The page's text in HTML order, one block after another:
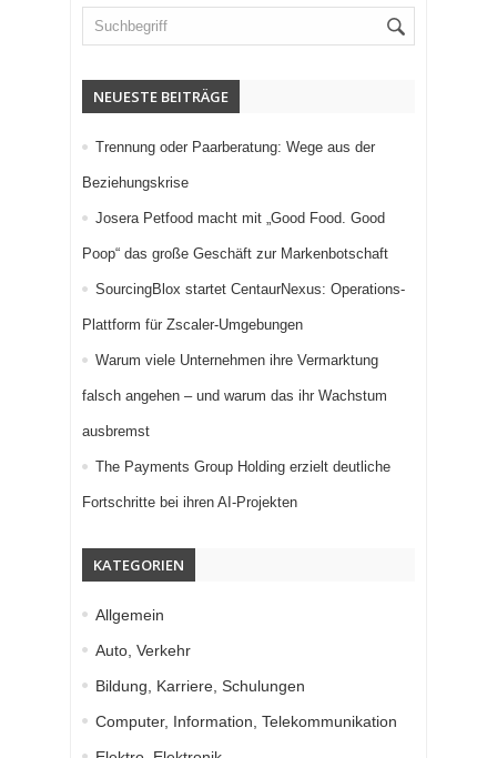
NEUESTE BEITRÄGE
Trennung oder Paarberatung: Wege aus der
Beziehungskrise
Josera Petfood macht mit „Good Food. Good
Poop“ das große Geschäft zur Markenbotschaft
SourcingBlox startet CentaurNexus: Operations-
Plattform für Zscaler-Umgebungen
Warum viele Unternehmen ihre Vermarktung
falsch angehen – und warum das ihr Wachstum
ausbremst
The Payments Group Holding erzielt deutliche
Fortschritte bei ihren AI-Projekten
KATEGORIEN
Allgemein
Auto, Verkehr
Bildung, Karriere, Schulungen
Computer, Information, Telekommunikation